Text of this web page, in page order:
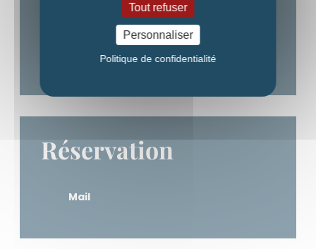
Réservation
Mail
Tout refuser
Personnaliser
Politique de confidentialité